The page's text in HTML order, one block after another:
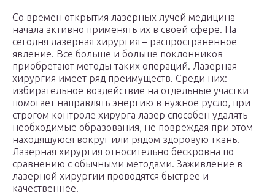
Со времен открытия лазерных лучей медицина
начала активно применять их в своей сфере. На
сегодня лазерная хирургия – распространенное
явление. Все больше и больше поклонников
приобретают методы таких операций. Лазерная
хирургия имеет ряд преимуществ. Среди них:
избирательное воздействие на отдельные участки
помогает направлять энергию в нужное русло, при
строгом контроле хирурга лазер способен удалять
необходимые образования, не повреждая при этом
находящуюся вокруг или рядом здоровую ткань.
Лазерная хирургия относительно бескровна по
сравнению с обычными методами. Заживление в
лазерной хирургии проводятся быстрее и
качественнее.